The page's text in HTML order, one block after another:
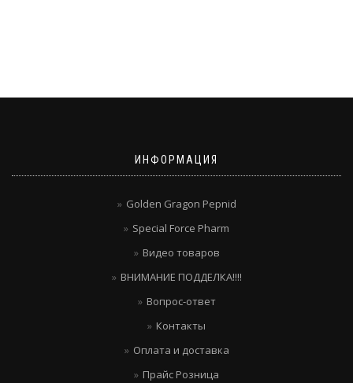
ИНФОРМАЦИЯ
Golden Gragon Pepnid
Special Force Pharm
Видео товаров
ВНИМАНИЕ ПОДДЕЛКА!!!!
Вопрос-ответ
Контакты
Оплата и доставка
Прайс Розница